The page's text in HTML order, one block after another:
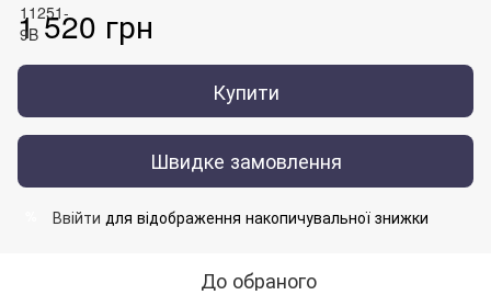
1 520 грн
Купити
Швидке замовлення
Ввійти для відображення накопичувальної знижки
До обраного